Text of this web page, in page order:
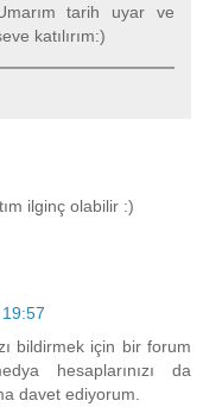
tarih uyar ve
katılırım:)
ilginç olabilir :)
bildirmek için bir forum
hesaplarınızı da
davet ediyorum.